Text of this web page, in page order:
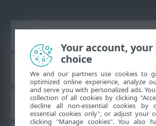
ESET-ova baza znanja
ESET-ov forum
Your account, your
choice
We and our partners use cookies to
optimized online experience, analyze
and serve you with personalized ads.
collection of all cookies by clicking
decline all non-essential cookies by
essential cookies only", or adjust your
clicking "Manage cookies". You also